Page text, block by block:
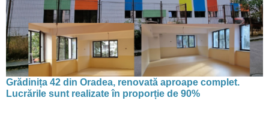
Grădinița 42 din Oradea, renovată aproape complet.
Lucrările sunt realizate în proporție de 90%